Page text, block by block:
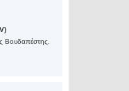
Βουδαπέστης.